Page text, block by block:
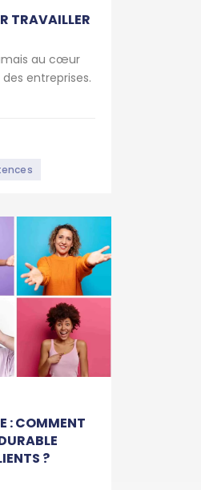
TRAVAILLER
au cœur
entreprises.
: COMMENT
?